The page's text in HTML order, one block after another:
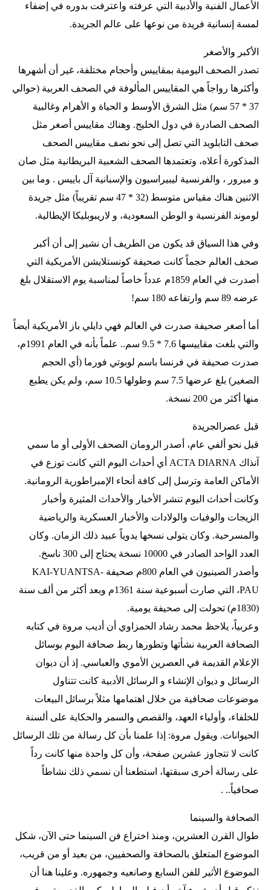
الأعمال الفنية والأدبية التي عرفته واعترفت بدوره في إضفاء
لمسة إنسانية فريدة من نوعها على عالم الجريدة.
الأكبر والأصغر
تصدر الصحف اليومية بمقاييس وأحجام مختلفة، غير أن أشهرها
وأكثرها رواجاً هي المقاييس المألوفة في الصحف العربية (حوالي
37 * 57 سم) مثل الشرق الأوسط و الحياة و الأهرام وغالبية
الصحف الصادرة في دول الخليج. وهناك مقاييس أصغر مثل
صحف التابلويد التي تصل إلى نحو نصف مقاييس الصحف
المذكورة أعلاه، وتعتمدها الصحف الشعبية البريطانية مثل صان
و ميرور ، والفرنسية ليبيراسيون والإسبانية آل باييس . وما بين
الاثنين هناك مقياس متوسط (32 * 47 سم تقريباً) مثل جريدة
لوموند الفرنسية و الوطن السعودية، و لاريبوبليكا الإيطالية.
وفي هذا السياق قد يكون من الطريف أن نشير إلى أن أكبر
صحف العالم حجماً كانت صحيفة كونستلايشن الأمريكية التي
أصدرت في العام 1859م عدداً خاصاً لمناسبة يوم الاستقلال بلغ
عرضه 89 سم وارتفاعه 180 سم!
أما أصغر صحيفة صدرت في العالم فهي دايلي باز الأمريكية أيضاً
والتي بلغت مقاييسها 7.6 * 9.5 سم.. علماً بأنه في العام 1991م،
صدرت صحيفة في فرنسا باسم لوبوتي فورما (أي الحجم
الصغير) بلغ عرضها 7.5 سم وطولها 10.5 سم، ولم يكن يطبع
منها أكثر من 200 نسخة.
قبل عصرالجريدة
قبل نحو ألفي عام، أصدر الرومان الصحف الأولى أو ما سمي
آنذاك ACTA DIARNA أي أحداث اليوم التي كانت توزع في
الأماكن العامة وترسل إلى كافة أنحاء الإمبراطورية الرومانية.
وكانت أحداث اليوم تنشر الأخبار والأحداث المثيرة وأخبار
الزيجات والوفيات والولادات والأخبار العسكرية والرياضية
والمسرحية. وكان يتولى نسخها يدوياً عبيد ذلك الزمان. وكان
العدد الواحد الصادر في 10000 نسخة يحتاج إلى 300 ناسخ.
وأصدر الصينيون في العام 800م صحيفة KAI-YUANTSA-
PAU، التي صارت أسبوعية سنة 1361م وبعد أكثر من ألف سنة
(1830م) تحولت إلى صحيفة يومية.
وعربياً، يلاحظ محمد رشاد الحمزاوي أن أديب مروة في كتابه
الصحافة العربية نشأتها وتطورها ربط صحافة اليوم بوسائل
الإعلام القديمة في العصرين الأموي والعباسي. إذ أن ديوان
الرسائل و ديوان الإنشاء و الرسائل الأدبية كانت تتناول
موضوعات صحافية من خلال اهتمامها مثلاً برسائل البيعات
للخلفاء، وأولياء العهد، والقصص والسمر والحكاية على ألسنة
الحيوانات. ويقول مروة: إذا علمنا بأن كل رسالة من تلك الرسائل
كانت لا تتجاوز عشرين صفحة، وأن كل واحدة منها كانت رداً
على رسالة أخرى سبقتها، استطعنا أن نسمي ذلك نشاطاً
صحافياً.. .
الصحافة والسينما
طوال القرن العشرين، ومنذ اختراع فن السينما حتى الآن، شكل
الموضوع المتعلق بالصحافة والصحفيين، من بعيد أو من قريب،
الموضوع الأثير للفن السابع وصانعيه وجمهوره. وعلينا هنا أن